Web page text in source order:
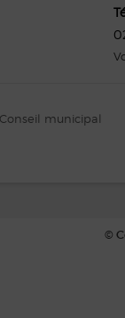
Conseil municipal
©